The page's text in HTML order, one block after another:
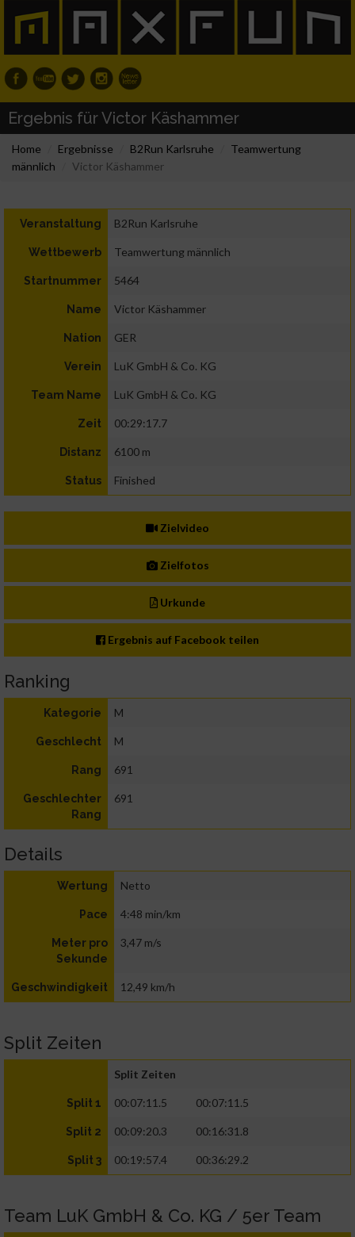
Ergebnis für Victor Käshammer
Home Ergebnisse B2Run Karlsruhe
Teamwertung
männlich
Victor Käshammer
Veranstaltung B2Run Karlsruhe
Wettbewerb Teamwertung männlich
Startnummer 5464
Name Victor Käshammer
Nation GER
Verein LuK GmbH & Co. KG
Team Name LuK GmbH & Co. KG
Zeit 00:29:17.7
Distanz 6100 m
Status Finished
Zielvideo
Zielfotos
Urkunde
Ergebnis auf Facebook teilen
Ranking
Kategorie M
Geschlecht M
Rang 691
Geschlechter
Rang
691
Details
Wertung Netto
Pace 4:48 min/km
Meter pro
Sekunde
3,47 m/s
Geschwindigkeit 12,49 km/h
Split Zeiten
Split Zeiten
Split 1 00:07:11.5 00:07:11.5
Split 2 00:09:20.3 00:16:31.8
Split 3 00:19:57.4 00:36:29.2
Team LuK GmbH & Co. KG / 5er Team